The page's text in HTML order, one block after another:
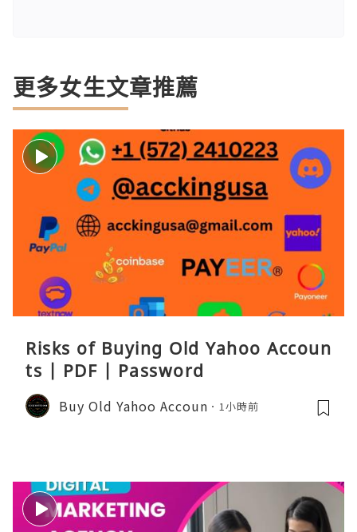
更多女生文章推薦
Risks of Buying Old Yahoo Accoun
ts | PDF | Password
Buy Old Yahoo Accoun 1小時前